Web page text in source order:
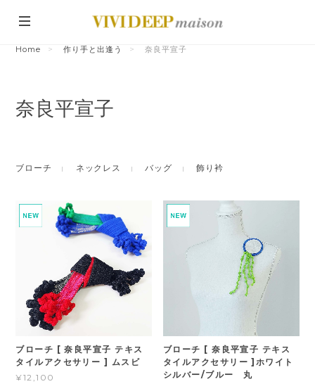
Home 作り手と出逢う 奈良平宣子
奈良平宣子
ブローチ ネックレス バッグ 飾り衿
ブローチ [ 奈良平宣子 テキス
タイルアクセサリー ] ムスビ
¥12,100
ブローチ [ 奈良平宣子 テキス
タイルアクセサリー ]ホワイト
シルバー/ブルー 丸